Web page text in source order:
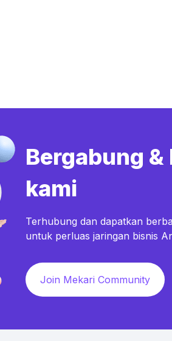
Bergabung
kami
Terhubung dan dapatkan
untuk perluas jaringan bisnis
Join Mekari Community